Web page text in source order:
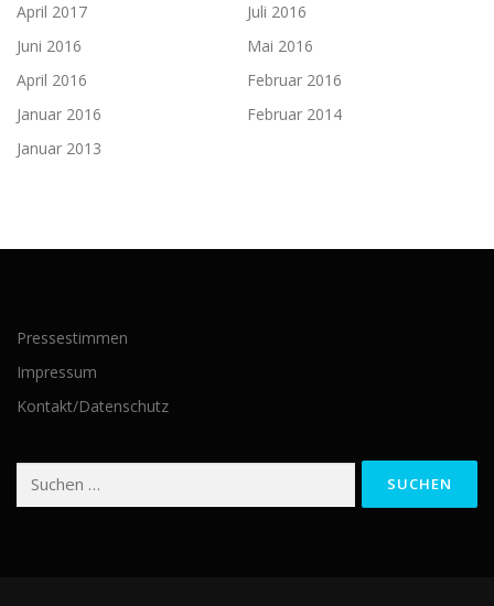
April 2017
Juli 2016
Juni 2016
Mai 2016
April 2016
Februar 2016
Januar 2016
Februar 2014
Januar 2013
Pressestimmen
Impressum
Kontakt/Datenschutz
Suchen